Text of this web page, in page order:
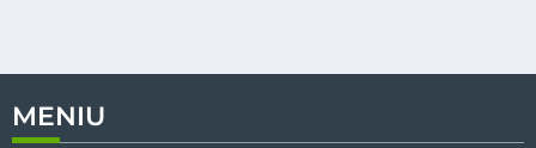
MENIU